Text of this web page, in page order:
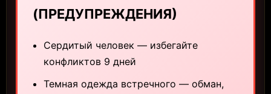
(ПРЕДУПРЕЖДЕНИЯ)
Сердитый человек — избегайте
конфликтов 9 дней
Темная одежда встречного — обман,